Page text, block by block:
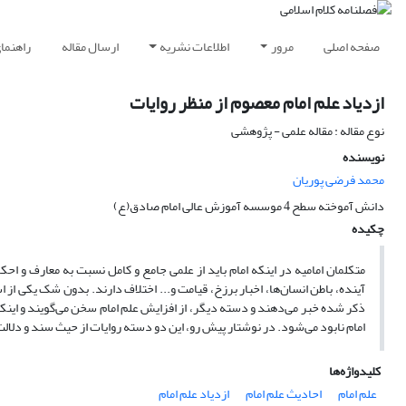
صفحه اصلی مرور اطلاعات نشریه ارسال مقاله
ازدیاد علم امام معصوم از منظر روایات
نوع مقاله : مقاله علمی - پژوهشی
نویسنده
محمد فرضی پوریان
دانش آموخته سطح 4 موسسه آموزش عالی امام صادق(ع)
چکیده
‏متکلمان امامیه در اینکه امام باید از علمی جامع و کامل نسبت به معارف و
آینده، باطن انسان‌ها، اخبار برزخ، قیامت و... اختلاف دارند. بدون شک یکی
ذکر شده خبر می‌دهند و دسته دیگر، از افزایش علم امام سخن می‌گویند و
امام نابود می‌شود. در نوشتار پیش رو، این دو دسته روایات از حیث سند و
کلیدواژه‌ها
علم امام
احادیث علم امام ازدیاد علم امام